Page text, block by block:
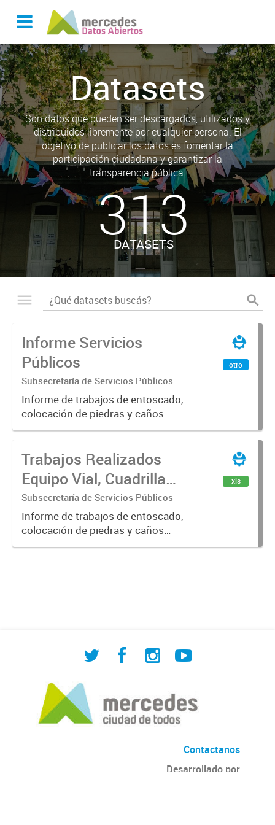
Datasets
Son datos que pueden ser descargados, utilizados y
distribuidos libremente por cualquier persona. El
objetivo de publicar los datos es fomentar la
participación ciudadana y garantizar la
transparencia pública.
313
DATASETS
Informe Servicios
Públicos
Subsecretaría de Servicios Públicos
Informe de trabajos de entoscado,
colocación de piedras y caños
(zanjeo - cruce de calles) Informe
construcción, colocación de tapa
registro, reparación...
otro
Trabajos Realizados
Equipo Vial, Cuadrilla
Bacheo, Servicio
Eléctrico - Noviembre
2021
Subsecretaría de Servicios Públicos
Informe de trabajos de entoscado,
colocación de piedras y caños
(zanjeo - cruce de calles) Informe
xls
Contactanos
Desarrollado por